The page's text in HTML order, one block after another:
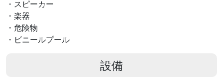
・スピーカー
・楽器
・危険物​
・ビニールプール
設備